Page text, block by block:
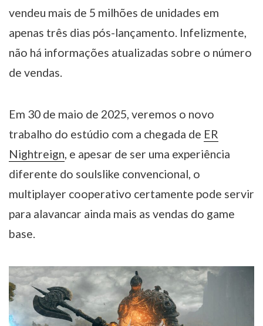
vendeu mais de 5 milhões de unidades em
apenas três dias pós-lançamento. Infelizmente,
não há informações atualizadas sobre o número
de vendas.
Em 30 de maio de 2025, veremos o novo
trabalho do estúdio com a chegada de ER
Nightreign, e apesar de ser uma experiência
diferente do soulslike convencional, o
multiplayer cooperativo certamente pode servir
para alavancar ainda mais as vendas do game
base.